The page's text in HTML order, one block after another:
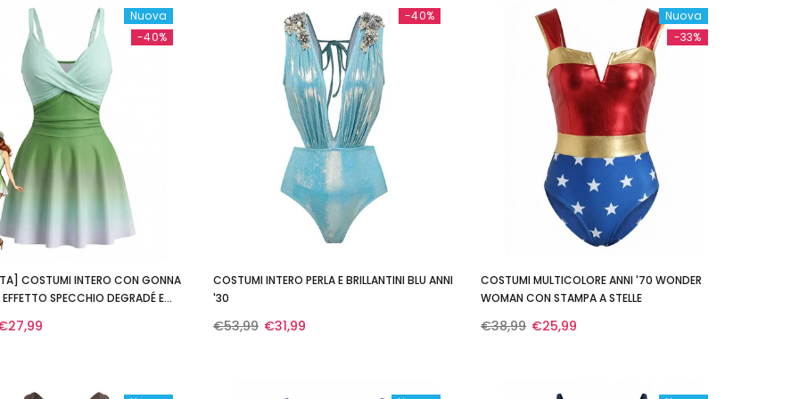
Nuova
-40%
COSTUMI INTERO CON GONNA
SPECCHIO DEGRADÉ E
-40%
COSTUMI INTERO PERLA E BRILLANTINI BLU ANNI
'30
€53,99 €31,99
Nuova
-33%
COSTUMI MULTICOLORE ANNI '70 WONDER
WOMAN CON STAMPA A STELLE
€38,99 €25,99